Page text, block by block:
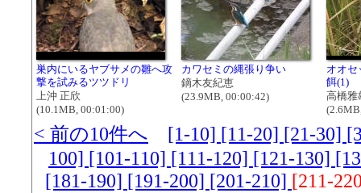
巣内にいるヤブサメの雛へ攻
撃を試みるツツドリ
上沖 正欣
(10.1MB, 00:01:00)
カワセミの縄張り争い
鏑木友紀恵
(23.9MB, 00:00:42)
オオセ
餌(1)
高橋雅
< 前の10件へ [1-10] [11-20] [21-30]
100] [101-110] [111-120] [121-130]
[181-190] [191-200] [201-210] [211-